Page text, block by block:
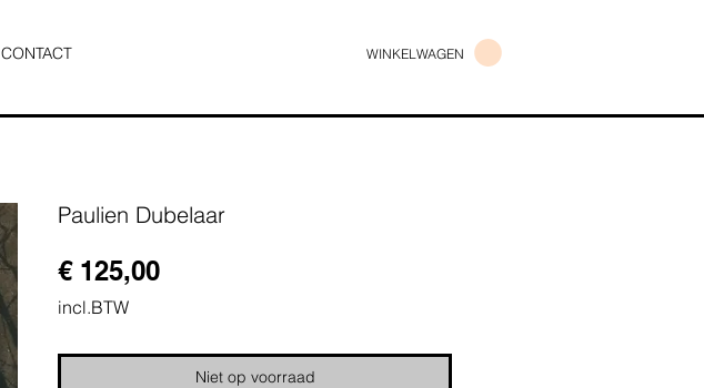
CONTACT WINKELWAGEN
Paulien Dubelaar
€ 125,00Prijs
incl.BTW
Niet op voorraad